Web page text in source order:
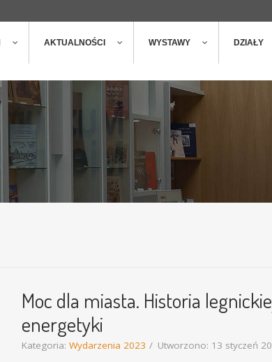
AKTUALNOŚCI WYSTAWY DZIAŁY
Moc dla miasta. Historia
energetyki
Kategoria: Wydarzenia 2023 Utworzono: 13 styczeń